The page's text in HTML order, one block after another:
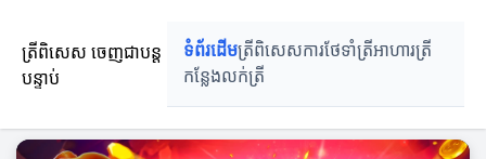
ត្រីពិសេស ចេញជាបន្ត
បន្ទាប់
ទំព័រដើមត្រីពិសេសការថែទាំត្រីអាហារត្រី
កន្លែងលក់ត្រី